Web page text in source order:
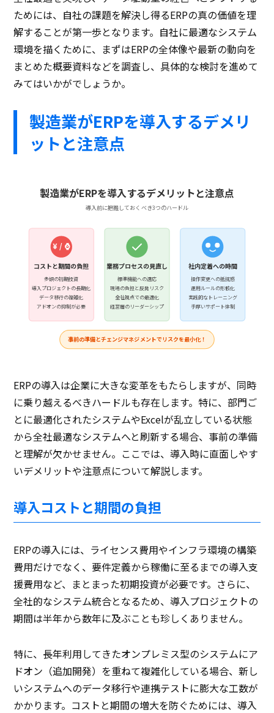
ためには、自社の課題を解決し得るERPの真の価値を理
解することが第一歩となります。自社に最適なシステム
環境を描くために、まずはERPの全体像や最新の動向を
まとめた概要資料などを調査し、具体的な検討を進めて
みてはいかがでしょうか。
製造業がERPを導入するデメリ
ットと注意点
製造業がERPを導入するデメリットと注意点
導入前に把握しておくべき3つのハードル
¥ / ⌚
コストと期間の負担
多額の初期投資
導入プロジェクトの長期化
データ移行の複雑化
アドオンの抑制が必要
業務プロセスの見直し
標準機能への適応
現場の負担と反発リスク
全社視点での最適化
経営層のリーダーシップ
社内定着への時間
操作変更への抵抗感
運用ルールの形骸化
実践的なトレーニング
手厚いサポート体制
事前の準備とチェンジマネジメントでリスクを最小化！
ERPの導入は企業に大きな変革をもたらしますが、同時
に乗り越えるべきハードルも存在します。特に、部門ご
とに最適化されたシステムやExcelが乱立している状態
から全社最適なシステムへと刷新する場合、事前の準備
と理解が欠かせません。ここでは、導入時に直面しやす
いデメリットや注意点について解説します。
導入コストと期間の負担
ERPの導入には、ライセンス費用やインフラ環境の構築
費用だけでなく、要件定義から稼働に至るまでの導入支
援費用など、まとまった初期投資が必要です。さらに、
全社的なシステム統合となるため、導入プロジェクトの
期間は半年から数年に及ぶことも珍しくありません。
特に、長年利用してきたオンプレミス型のシステムにア
ドオン（追加開発）を重ねて複雑化している場合、新し
いシステムへのデータ移行や連携テストに膨大な工数が
かかります。コストと期間の増大を防ぐためには、導入